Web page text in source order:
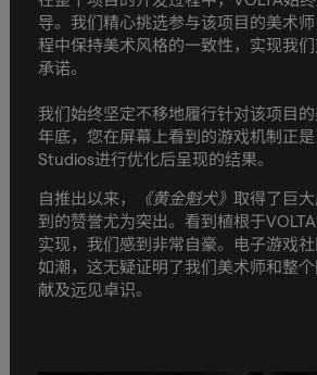
导。我们精心挑选参与该项目的美术
程中保持美术风格的一致性，实现我
承诺。
我们始终坚定不移地履行针对该项目
年底，您在屏幕上看到的游戏机制正
Studios进行优化后呈现的结果。
自推出以来， 《黄金魁犬》 取得了巨
到的赞誉尤为突出。看到植根于
实现，我们感到非常自豪。电子游戏
如潮，这无疑证明了我们美术师和整
献及远见卓识。